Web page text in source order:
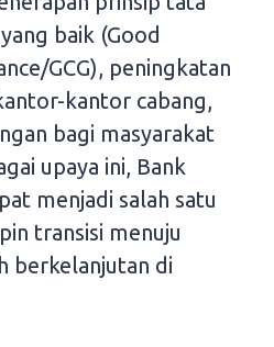
baik (Good
GCG), peningkatan
kantor cabang,
bagi masyarakat
upaya ini, Bank
menjadi salah satu
transisi menuju
berkelanjutan di